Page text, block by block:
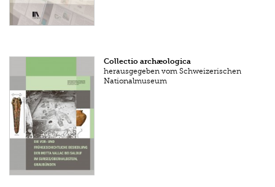
Collectio archæologica
herausgegeben vom Schweizerischen
Nationalmuseum